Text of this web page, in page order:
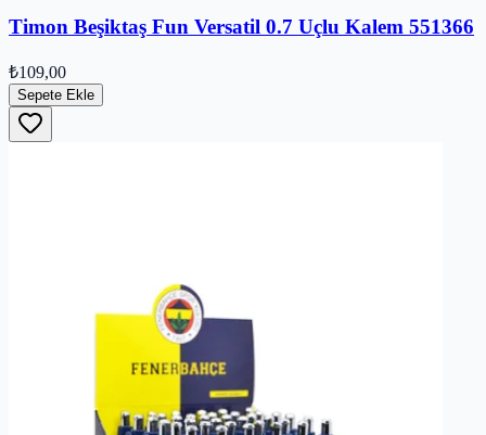
Timon Beşiktaş Fun Versatil 0.7 Uçlu Kalem 551366
₺109,00
Sepete Ekle